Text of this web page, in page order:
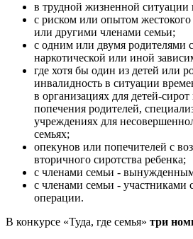
в трудной жизненной ситуации
с риском или опытом
или другими членами семьи;
с одним или двумя родителями
наркотической или иной
где хотя бы один из детей или
инвалидность в ситуации
в организациях для детей-
попечения родителей,
учреждениях для
семьях;
опекунов или попечителей с
вторичного сиротства ребенка;
с членами семьи -
с членами семьи - участниками
операции.
В конкурсе «Туда, где семья» три